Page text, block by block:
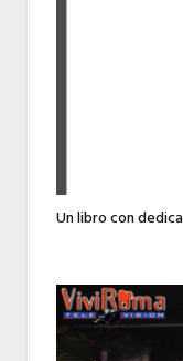
Un libro con